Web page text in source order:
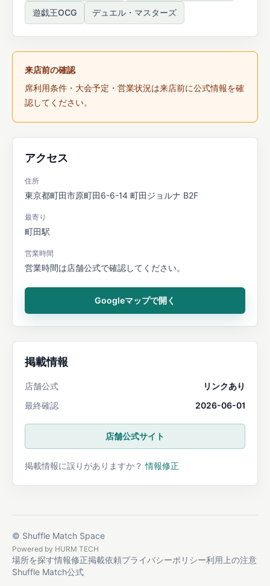
遊戯王OCG デュエル・マスターズ
来店前の確認
席利用条件・大会予定・営業状況は来店前に公式情報を確
認してください。
アクセス
住所
東京都町田市原町田6-6-14 町田ジョルナ B2F
最寄り
町田駅
営業時間
営業時間は店舗公式で確認してください。
Googleマップで開く
掲載情報
店舗公式
リンクあり
最終確認
2026-06-01
店舗公式サイト
掲載情報に誤りがありますか？情報修正
© Shuffle Match Space
Powered by HURM TECH
場所を探す情報修正掲載依頼プライバシーポリシー利用上の注意
Shuffle Match公式